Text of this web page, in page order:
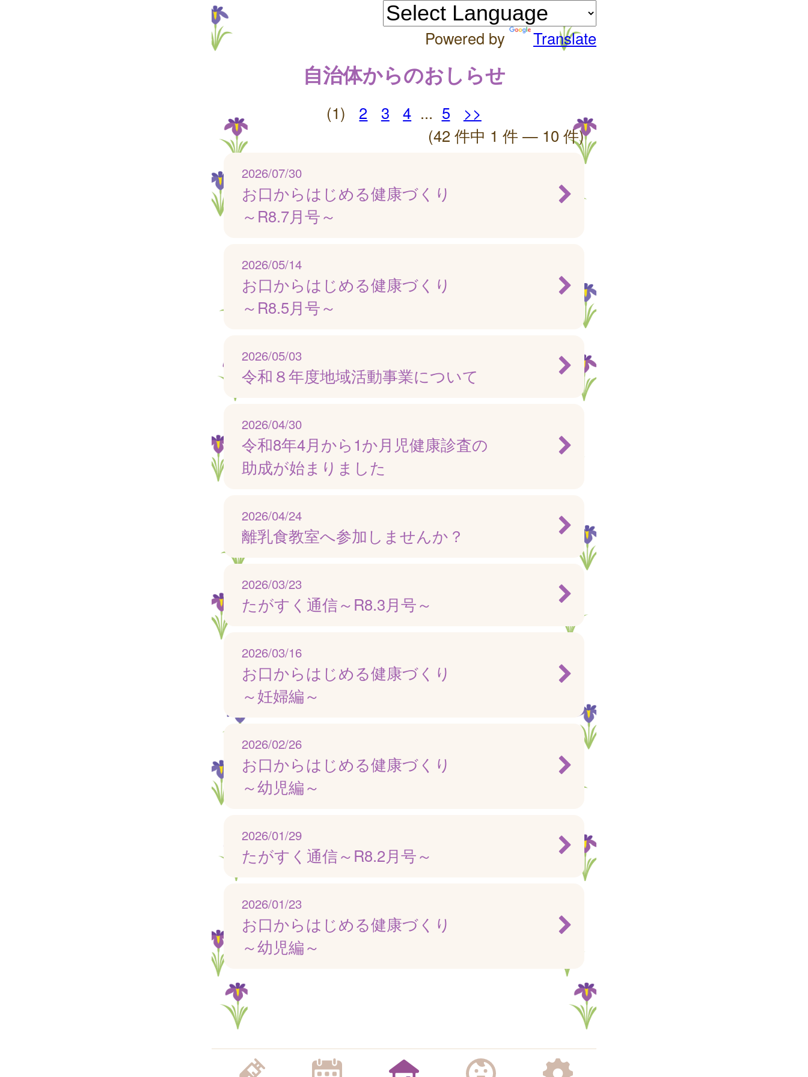
Powered by Translate
自治体からのおしらせ
(1) 2 3 4 ... 5
>>
(42 件中 1 件 — 10 件)
2026/07/30
お口からはじめる健康づくり
～R8.7月号～
2026/05/14
お口からはじめる健康づくり
～R8.5月号～
2026/05/03
令和８年度地域活動事業について
2026/04/30
令和8年4月から1か月児健康診査の
助成が始まりました
2026/04/24
離乳食教室へ参加しませんか？
2026/03/23
たがすく通信～R8.3月号～
2026/03/16
お口からはじめる健康づくり
～妊婦編～
2026/02/26
お口からはじめる健康づくり
～幼児編～
2026/01/29
たがすく通信～R8.2月号～
2026/01/23
お口からはじめる健康づくり
～幼児編～